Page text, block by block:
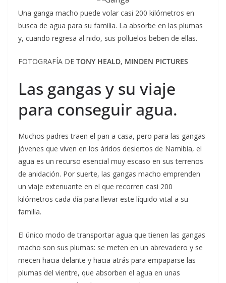
Una ganga macho puede volar casi 200 kilómetros en
busca de agua para su familia. La absorbe en las plumas
y, cuando regresa al nido, sus polluelos beben de ellas.
FOTOGRAFÍA DE TONY HEALD, MINDEN PICTURES
Las gangas y su viaje
para conseguir agua.
Muchos padres traen el pan a casa, pero para las gangas
jóvenes que viven en los áridos desiertos de Namibia, el
agua es un recurso esencial muy escaso en sus terrenos
de anidación. Por suerte, las gangas macho emprenden
un viaje extenuante en el que recorren casi 200
kilómetros cada día para llevar este líquido vital a su
familia.
El único modo de transportar agua que tienen las gangas
macho son sus plumas: se meten en un abrevadero y se
mecen hacia delante y hacia atrás para empaparse las
plumas del vientre, que absorben el agua en unas